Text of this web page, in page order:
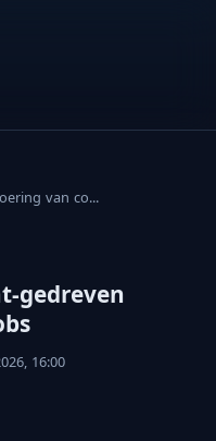
van co...
gedreven
16:00